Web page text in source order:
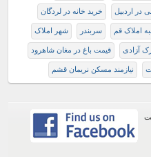
در اردبیل خرید خانه در لردگان
املاک قم سربندر شهر املاک
آزادی قیمت باغ در مغان شاهرود
نیازمند مسکن نریمان قشم
در صحت